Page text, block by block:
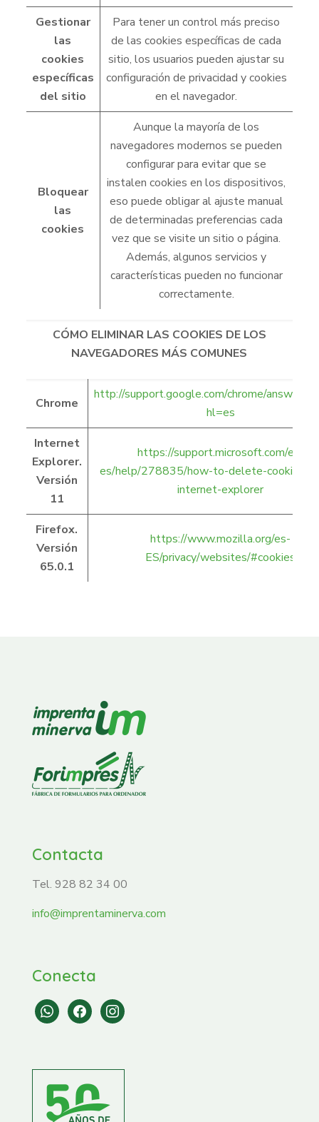
Gestionar
las
cookies
específicas
del sitio
Para tener un control más preciso
de las cookies específicas de cada
sitio, los usuarios pueden ajustar su
configuración de privacidad y cookies
en el navegador.
Bloquear
las
cookies
Aunque la mayoría de los
navegadores modernos se pueden
configurar para evitar que se
instalen cookies en los dispositivos,
eso puede obligar al ajuste manual
de determinadas preferencias cada
vez que se visite un sitio o página.
Además, algunos servicios y
características pueden no funcionar
correctamente.
CÓMO ELIMINAR LAS COOKIES DE LOS
NAVEGADORES MÁS COMUNES
Chrome
http://support.google.com/chrome/answer/
hl=es
Internet
Explorer.
Versión
11
https://support.microsoft.com/es-
es/help/278835/how-to-delete-cookie-
internet-explorer
Firefox.
Versión
65.0.1
https://www.mozilla.org/es-
ES/privacy/websites/#cookies
Contacta
Tel. 928 82 34 00
info@imprentaminerva.com
Conecta
whatsappfacebookinstagram